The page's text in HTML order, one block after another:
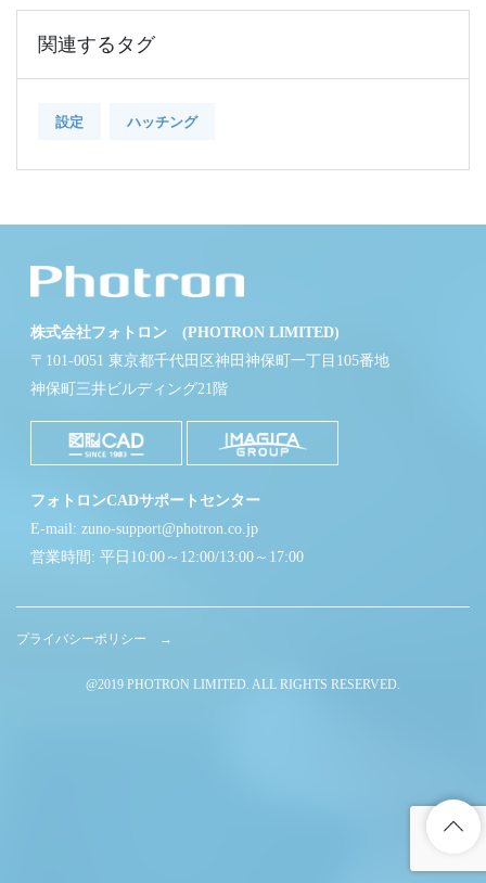
関連するタグ
設定 ハッチング
株式会社フォトロン (PHOTRON LIMITED)
〒101-0051 東京都千代田区神田神保町一丁目105番地
神保町三井ビルディング21階
フォトロンCADサポートセンター
E-mail: zuno-support@photron.co.jp
営業時間: 平日10:00～12:00/13:00～17:00
プライバシーポリシー →
@2019 PHOTRON LIMITED. ALL RIGHTS RESERVED.